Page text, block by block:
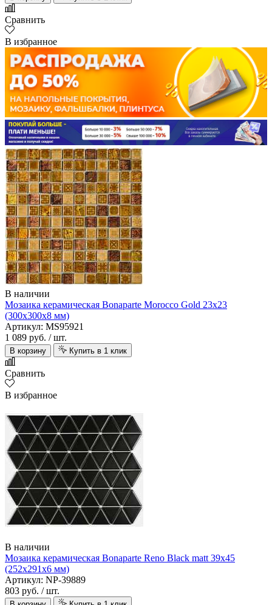
Сравнить
В избранное
В наличии
Мозаика керамическая Bonaparte Morocco Gold 23х23
(300х300х8 мм)
Артикул: MS95921
1 089 руб. / шт.
В корзину Купить в 1 клик
Сравнить
В избранное
В наличии
Мозаика керамическая Bonaparte Reno Black matt 39х45
(252х291х6 мм)
Артикул: NP-39889
803 руб. / шт.